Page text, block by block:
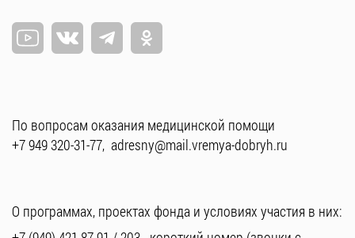
По вопросам оказания медицинской помощи
+7 949 320-31-77, adresny@mail.vremya-dobryh.ru
О программах, проектах фонда и условиях участия в них: